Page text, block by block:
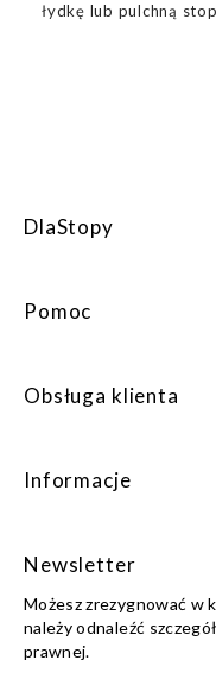
łydkę lub pulchną
DlaStopy
Pomoc
Obsługa klienta
Informacje
Newsletter
Możesz zrezygnować w
należy odnaleźć
prawnej.